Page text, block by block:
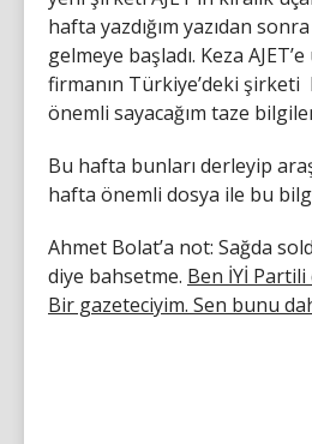
hafta yazdığım yazıdan
gelmeye başladı. Keza
firmanın Türkiye’deki şirketi
önemli sayacağım taze
Bu hafta bunları derleyip
hafta önemli dosya ile bu
Ahmet Bolat’a not: Sağda
diye bahsetme. Ben İYİ Partili
Bir gazeteciyim. Sen bunu